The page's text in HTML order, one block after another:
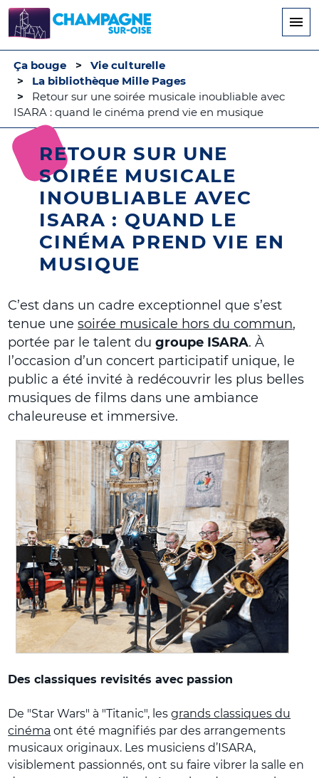
principal
Ça bouge
Vie culturelle
La bibliothèque Mille Pages
Retour sur une soirée musicale inoubliable avec
ISARA : quand le cinéma prend vie en musique
RETOUR SUR UNE
SOIRÉE MUSICALE
INOUBLIABLE AVEC
ISARA : QUAND LE
CINÉMA PREND VIE EN
MUSIQUE
C’est dans un cadre exceptionnel que s’est
tenue unesoirée musicale hors du commun,
portée par le talent dugroupe ISARA. À
l’occasion d’un concert participatif unique, le
public a été invité à redécouvrir les plus belles
musiques de films dans une ambiance
chaleureuse et immersive.
Des classiques revisités avec passion
De "Star Wars" à "Titanic", lesgrands classiques du
cinéma ont été magnifiés par des arrangements
musicaux originaux. Les musiciens d’ISARA,
visiblement passionnés, ont su faire vibrer la salle en